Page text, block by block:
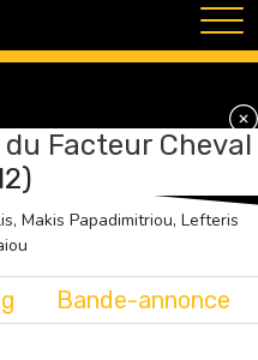
Facteur Cheval
Makis Papadimitriou, Lefteris
Bande-annonce